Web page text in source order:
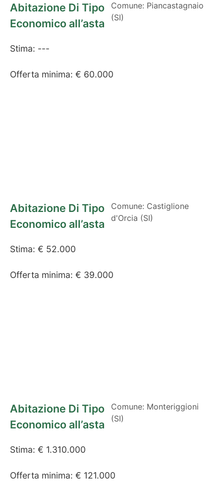
Abitazione Di Tipo
Economico all’asta
Comune: Piancastagnaio
(SI)
Stima: ---
Offerta minima: € 60.000
Abitazione Di Tipo
Economico all’asta
Comune: Castiglione
d'Orcia (SI)
Stima: € 52.000
Offerta minima: € 39.000
Abitazione Di Tipo
Economico all’asta
Comune: Monteriggioni
(SI)
Stima: € 1.310.000
Offerta minima: € 121.000